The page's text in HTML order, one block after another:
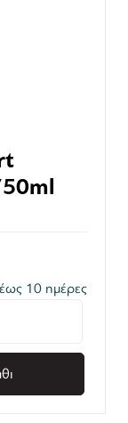
10 ημέρες